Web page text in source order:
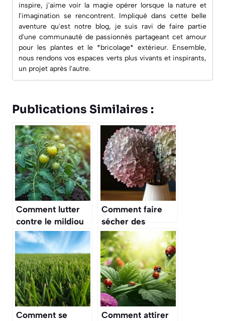
inspire, j'aime voir la magie opérer lorsque la nature et
l'imagination se rencontrent. Impliqué dans cette belle
aventure qu'est notre blog, je suis ravi de faire partie
d'une communauté de passionnés partageant cet amour
pour les plantes et le *bricolage* extérieur. Ensemble,
nous rendons vos espaces verts plus vivants et inspirants,
un projet après l'autre.
Publications Similaires :
Comment lutter
contre le mildiou
de la tomate avec
des solutions bio ?
Comment faire
sécher des
hortensias pour en
faire des bouquets
secs ?
Comment se
Comment attirer